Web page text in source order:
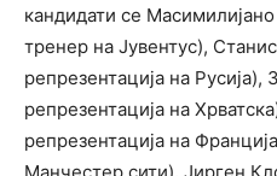
кандидати се
тренер на Јувентус),
репрезентација на Русија),
репрезентација на
репрезентација на